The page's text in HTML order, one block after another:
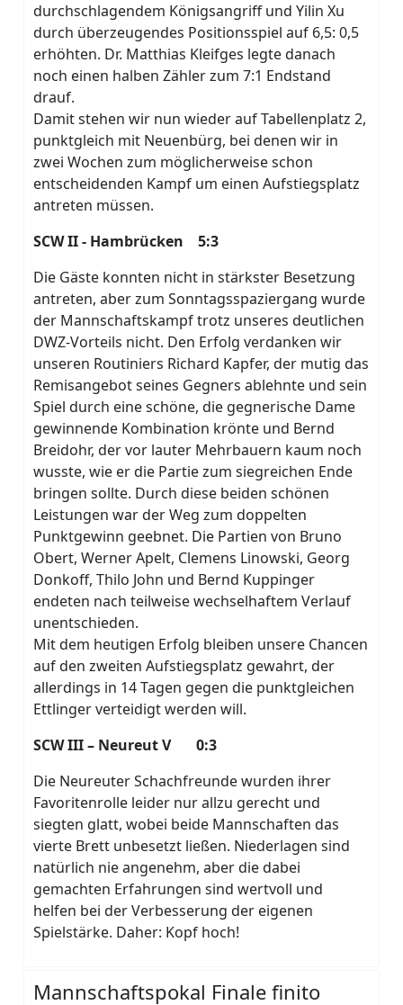
durchschlagendem Königsangriff und Yilin Xu
durch überzeugendes Positionsspiel auf 6,5: 0,5
erhöhten. Dr. Matthias Kleifges legte danach
noch einen halben Zähler zum 7:1 Endstand
drauf.
Damit stehen wir nun wieder auf Tabellenplatz 2,
punktgleich mit Neuenbürg, bei denen wir in
zwei Wochen zum möglicherweise schon
entscheidenden Kampf um einen Aufstiegsplatz
antreten müssen.
SCW II - Hambrücken 5:3
Die Gäste konnten nicht in stärkster Besetzung
antreten, aber zum Sonntagsspaziergang wurde
der Mannschaftskampf trotz unseres deutlichen
DWZ-Vorteils nicht. Den Erfolg verdanken wir
unseren Routiniers Richard Kapfer, der mutig das
Remisangebot seines Gegners ablehnte und sein
Spiel durch eine schöne, die gegnerische Dame
gewinnende Kombination krönte und Bernd
Breidohr, der vor lauter Mehrbauern kaum noch
wusste, wie er die Partie zum siegreichen Ende
bringen sollte. Durch diese beiden schönen
Leistungen war der Weg zum doppelten
Punktgewinn geebnet. Die Partien von Bruno
Obert, Werner Apelt, Clemens Linowski, Georg
Donkoff, Thilo John und Bernd Kuppinger
endeten nach teilweise wechselhaftem Verlauf
unentschieden.
Mit dem heutigen Erfolg bleiben unsere Chancen
auf den zweiten Aufstiegsplatz gewahrt, der
allerdings in 14 Tagen gegen die punktgleichen
Ettlinger verteidigt werden will.
SCW III – Neureut V 0:3
Die Neureuter Schachfreunde wurden ihrer
Favoritenrolle leider nur allzu gerecht und
siegten glatt, wobei beide Mannschaften das
vierte Brett unbesetzt ließen. Niederlagen sind
natürlich nie angenehm, aber die dabei
gemachten Erfahrungen sind wertvoll und
helfen bei der Verbesserung der eigenen
Spielstärke. Daher: Kopf hoch!
Mannschaftspokal Finale finito